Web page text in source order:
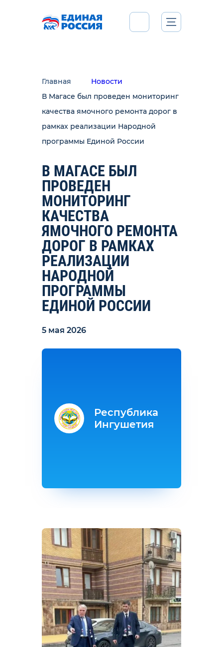
Главная
Новости
В Магасе был проведен мониторинг
качества ямочного ремонта дорог в
рамках реализации Народной
программы Единой России
В МАГАСЕ БЫЛ
ПРОВЕДЕН
МОНИТОРИНГ
КАЧЕСТВА
ЯМОЧНОГО РЕМОНТА
ДОРОГ В РАМКАХ
РЕАЛИЗАЦИИ
НАРОДНОЙ
ПРОГРАММЫ
ЕДИНОЙ РОССИИ
5 мая 2026
Республика
Ингушетия